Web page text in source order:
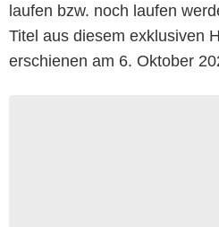
laufen bzw. noch laufen
Titel aus diesem exklusiven
erschienen am 6. Oktober